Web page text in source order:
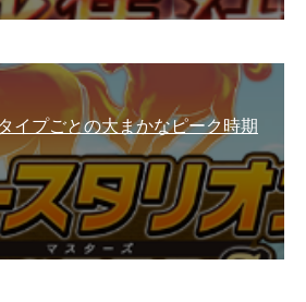
イプごとの大まかなピーク時期